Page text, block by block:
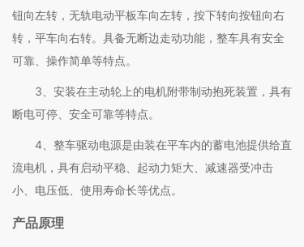
钮向左转，无轨电动平板车向左转，按下转向按钮向右
转，平车向右转。具备无断边走动功能，整车具有安全
可靠、操作简单等特点。
3、安装在主动轮上的电机附带制动抱死装置，具有
断电可停、安全可靠等特点。
4、整车驱动电源是由装在平车内的蓄电池提供给直
流电机，具有启动平稳、起动力矩大、减速器受冲击
小、电压低、使用寿命长等优点。
产品原理